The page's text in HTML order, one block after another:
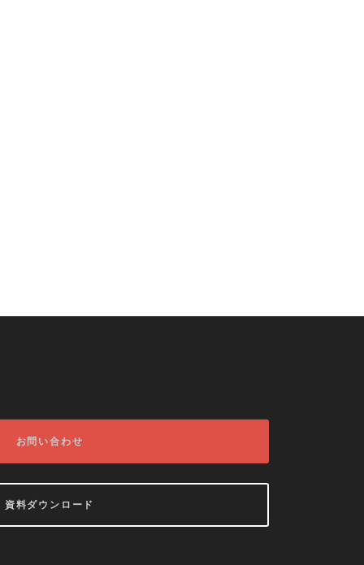
お問い合わせ
資料ダウンロード